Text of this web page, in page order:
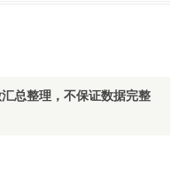
总整理，不保证数据完整